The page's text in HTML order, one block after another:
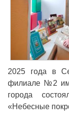
2025 года в
филиале №2
города
«Небесные